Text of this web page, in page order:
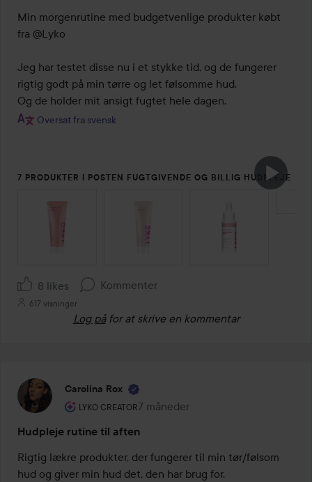
Min morgenrutine med budgetvenlige produkter købt
fra @Lyko
Jeg har testet disse nu i et stykke tid, og de fungerer
rigtig godt på min tørre og let følsomme hud.
Og de holder mit ansigt fugtet hele dagen.
Oversat fra svensk
7 PRODUKTER I POSTEN FUGTGIVENDE OG BILLIG HUDPLEJE
8 likes Kommenter
617 visninger
Log på for at skrive en kommentar
Carolina Rox
LYKO CREATOR
Brugerens rolle: Lyko Creator.
7 måneder
Posten blev oprettet 7 måneder
Hudpleje rutine til aften
Rigtig lækre produkter, der fungerer til min tør/følsom
hud og giver min hud det, den har brug for.